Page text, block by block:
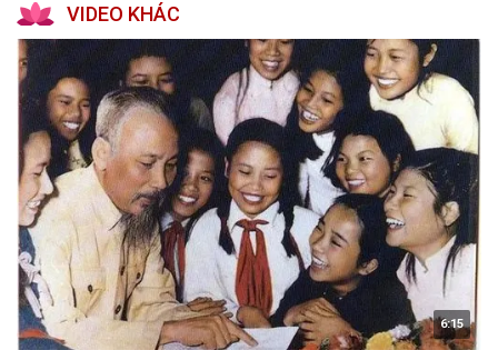
VIDEO KHÁC
6:15